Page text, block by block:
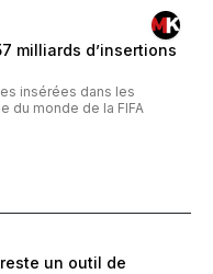
milliards d’insertions
insérées dans les
du monde de la FIFA
un outil de